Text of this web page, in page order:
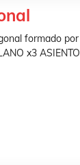
formado por
x3 ASIENTO